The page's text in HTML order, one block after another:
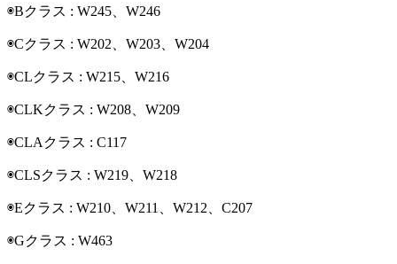
◉Bクラス : W245、W246
◉Cクラス : W202、W203、W204
◉CLクラス : W215、W216
◉CLKクラス : W208、W209
◉CLAクラス : C117
◉CLSクラス : W219、W218
◉Eクラス : W210、W211、W212、C207
◉Gクラス : W463